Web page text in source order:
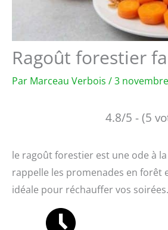
Ragoût forestier
Par Marceau Verbois /3
4.8/5 - (5
le ragoût forestier est une ode à
rappelle les promenades en forêt
idéale pour réchauffer vos soirées.